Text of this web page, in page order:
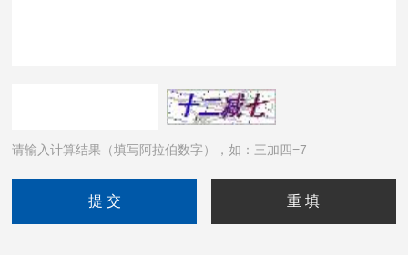
请输入计算结果（填写阿拉伯数字），如：三加四=7